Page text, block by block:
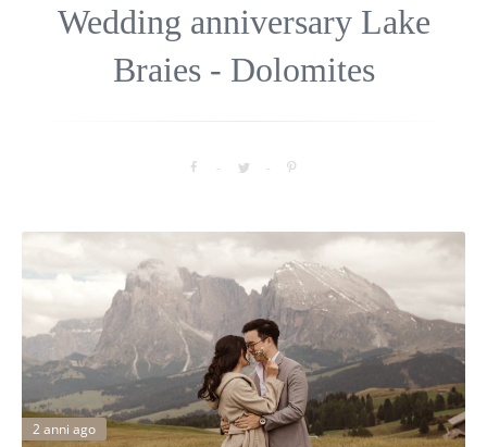
Wedding anniversary Lake
Braies - Dolomites
2 anni ago